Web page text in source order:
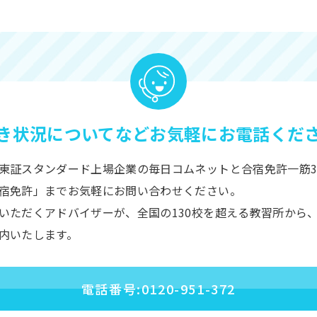
状況についてなどお気軽にお電話くだ
証スタンダード上場企業の毎日コムネットと合宿免許一筋
免許」までお気軽にお問い合わせください。
ただくアドバイザーが、全国の130校を超える教習所から
たします。
電話番号:0120-951-372